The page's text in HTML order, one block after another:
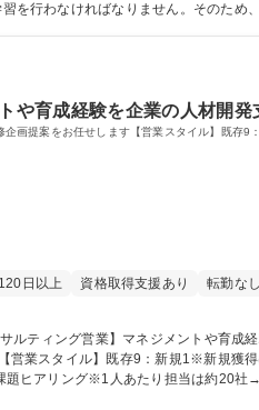
を行わなければなりません。そのため
や育成経験を企業の人材開
画提案をお任せします【営業スタイル】既
日以上 資格取得支援あり 転勤なし
営業スタイル】既存9：新規1※新規獲
・次回提案【研修例】階層別研修：